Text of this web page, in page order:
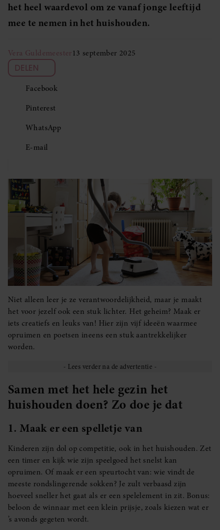
het heel waardevol om ze vanaf jonge leeftijd
mee te nemen in het huishouden.
Vera Guldemeester13 september 2025
DELEN
Facebook
Pinterest
WhatsApp
E-mail
Niet alleen leer je ze verantwoordelijkheid, maar je maakt
het voor jezelf ook een stuk lichter. Het geheim? Maak er
iets creatiefs en leuks van! Hier zijn vijf ideeën waarmee
opruimen en poetsen ineens een stuk aantrekkelijker
worden.
Samen met het hele gezin het
huishouden doen? Zo doe je dat
1. Maak er een spelletje van
Kinderen zijn dol op competitie, ook in het huishouden. Zet
een timer en kijk wie zijn speelgoed het snelst kan
opruimen. Of maak er een speurtocht van: wie vindt de
meeste rondslingerende sokken? Je zult verbaasd zijn
hoeveel sneller het gaat als er een spelelement in zit. Bonus:
beloon de winnaar met een klein prijsje, zoals kiezen wat er
’s avonds gegeten wordt.